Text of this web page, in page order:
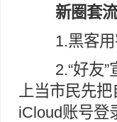
新圈套
1.黑客用
2.“好友”
上当市民先把
iCloud账号登